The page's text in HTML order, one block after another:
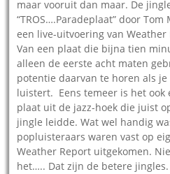
maar vooruit dan maar. De
“TROS….Paradeplaat” door
een live-uitvoering van
Van een plaat die bijna tien
alleen de eerste acht maten
potentie daarvan te horen als
luistert. Eens temeer is het ook
plaat uit de jazz-hoek die juist
jingle leidde. Wat wel handig
popluisteraars waren vast op
Weather Report uitgekomen.
het….. Dat zijn de betere jingles.